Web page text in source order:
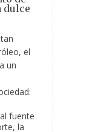
dulce
el
un
fuente
la